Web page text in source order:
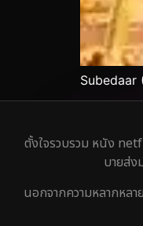
ตั้งใจรวบรวม หนัง
บายส่
นอกจากความหลากหล